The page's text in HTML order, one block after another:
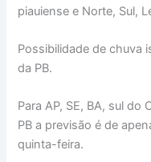
piauiense e Norte, Sul,
Possibilidade de chuva
da PB.
Para AP, SE, BA, sul do
PB a previsão é de
quinta-feira.